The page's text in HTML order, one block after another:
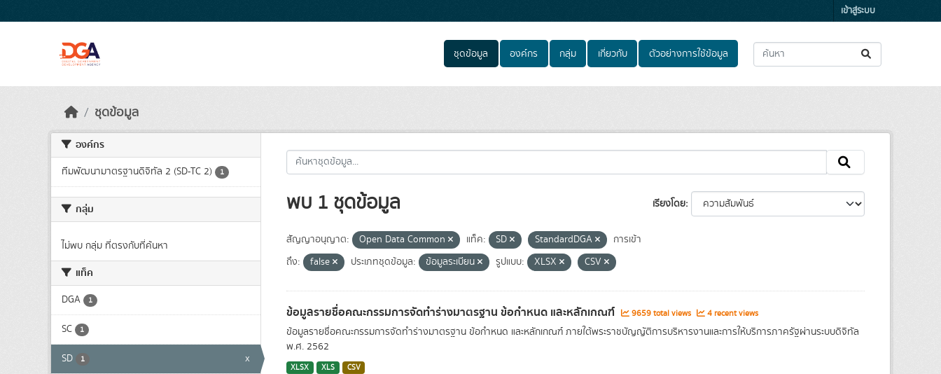
เข้าสู่ระบบ
ชุดข้อมูล องค์กร กลุ่ม เกี่ยวกับ ตัวอย่างการใช้ข้อมูล
ชุดข้อมูล
องค์กร
ทีมพัฒนามาตรฐานดิจิทัล 2 (SD-TC 2) 1
กลุ่ม
ไม่พบ กลุ่ม ที่ตรงกับที่ค้นหา
แท็ค
DGA 1
SC 1
SD 1 x
เรียงโดย
พบ 1 ชุดข้อมูล
สัญญาอนุญาต: Open Data Common แท็ค: SD StandardDGA
การเข้า
ถึง:
false ประเภทชุดข้อมูล: ข้อมูลระเบียน รูปแบบ: XLSX CSV
ข้อมูลรายชื่อคณะกรรมการจัดทำร่างมาตรฐาน ข้อกำหนด และหลักเกณฑ์ 9659 total views 4 recent views
ข้อมูลรายชื่อคณะกรรมการจัดทำร่างมาตรฐาน ข้อกำหนด และหลักเกณฑ์ ภายใต้พระราชบัญญัติการบริหารงานและการให้บริการภาครัฐผ่านระบบดิจิทัล
พ.ศ. 2562
XLSX XLS CSV